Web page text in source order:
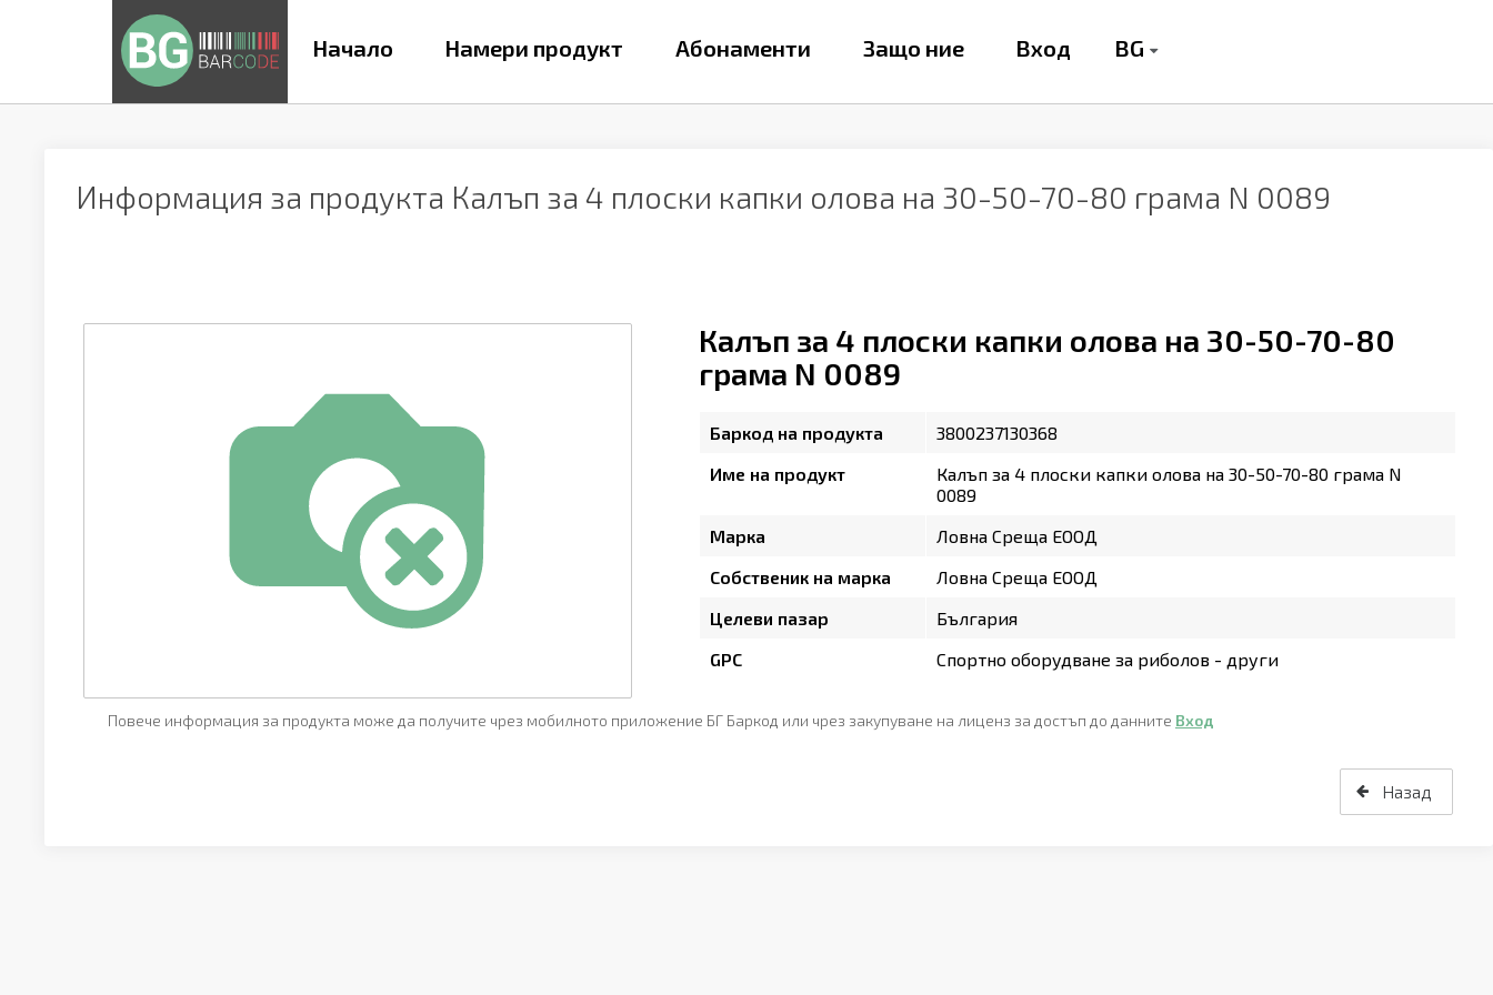
Начало Намери продукт Абонаменти Защо ние Вход BG
Информация за продукта Калъп за 4 плоски капки олова на 30-50-70-80 грама N 0089
Калъп за 4 плоски капки олова на 30-50-70-80
грама N 0089
Баркод на продукта
3800237130368
Име на продукт
Калъп за 4 плоски капки олова на 30-50-70-80 грама N
0089
Марка
Ловна Среща ЕООД
Собственик на марка
Ловна Среща ЕООД
Целеви пазар
България
GPC
Спортно оборудване за риболов - други
Повече информация за продукта може да получите чрез мобилното приложение БГ Баркод или чрез закупуване на лиценз за достъп до данните Вход
Назад